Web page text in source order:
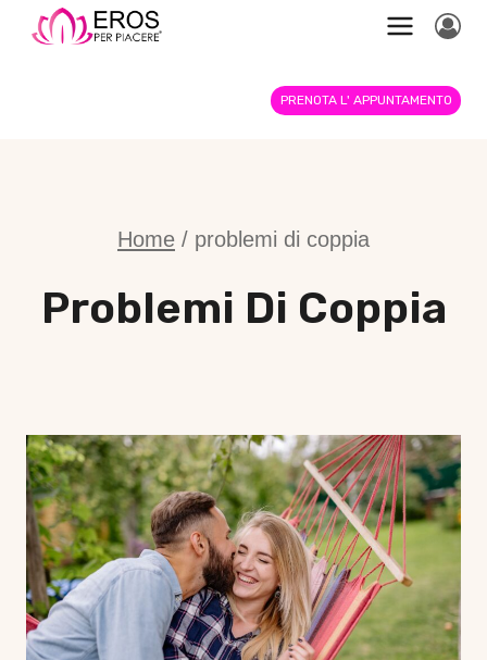
Salta
PRENOTA L' APPUNTAMENTO
Home / problemi di coppia
Problemi Di Coppia